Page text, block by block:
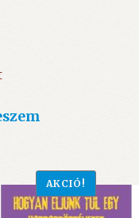
Current
is:
AKCIÓ!